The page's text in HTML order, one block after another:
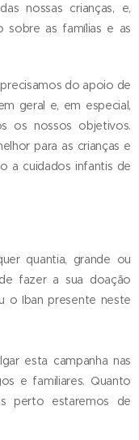
nossas crianças, e,
sobre as famílias e as
do apoio de
geral e, em especial,
os nossos objetivos.
para as crianças e
a cuidados infantis de
quantia, grande ou
fazer a sua doação
o Iban presente neste
esta campanha nas
e familiares. Quanto
perto estaremos de